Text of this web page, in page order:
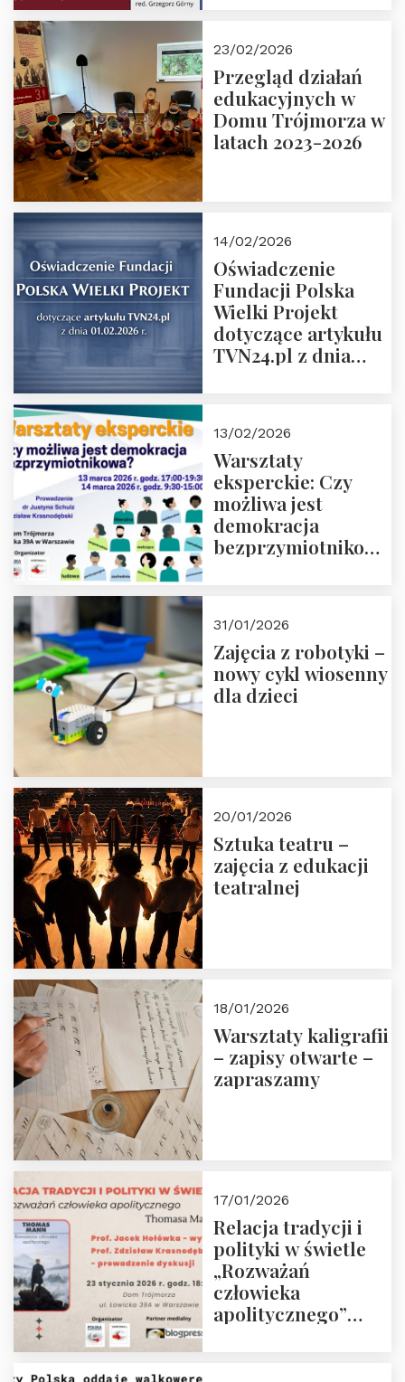
Rozmawiają red.
Grzegorz Górny i
prof. Michał
Łuczewski
23/02/2026
Przegląd działań
edukacyjnych w
Domu Trójmorza w
latach 2023-2026
14/02/2026
Oświadczenie
Fundacji Polska
Wielki Projekt
dotyczące artykułu
TVN24.pl z dnia
13/02/2026
Warsztaty
eksperckie: Czy
możliwa jest
demokracja
bezprzymiotnikowa?
31/01/2026
Zajęcia z robotyki –
nowy cykl wiosenny
dla dzieci
20/01/2026
Sztuka teatru –
zajęcia z edukacji
teatralnej
18/01/2026
Warsztaty kaligrafii
– zapisy otwarte –
zapraszamy
17/01/2026
Relacja tradycji i
polityki w świetle
„Rozważań
człowieka
apolitycznego”